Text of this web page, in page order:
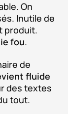
On
Inutile de
produit.
fou.
de
fluide
des textes
tout.